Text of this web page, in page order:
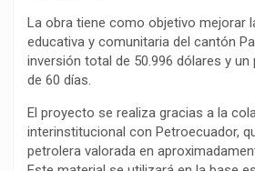
La obra tiene como objetivo mejorar
educativa y comunitaria del cantón
inversión total de 50.996 dólares y un
de 60 días.
El proyecto se realiza gracias a la
interinstitucional con Petroecuador,
petrolera valorada en